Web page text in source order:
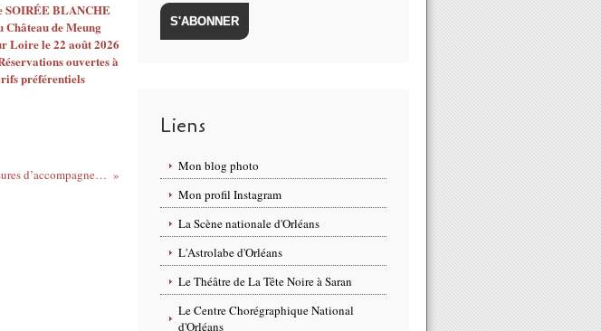
SOIRÉE BLANCHE
Château de Meung
Loire le 22 août 2026
ouvertes à
préférentiels
Coronavirus COVID-19: Mesures d’accompagnement des entreprises et contacts utiles en Région Centre Val de Loire
Liens
Mon blog photo
Mon profil Instagram
La Scène nationale d'Orléans
L'Astrolabe d'Orléans
Le Théâtre de La Tête Noire à Saran
Le Centre Chorégraphique National
d'Orléans